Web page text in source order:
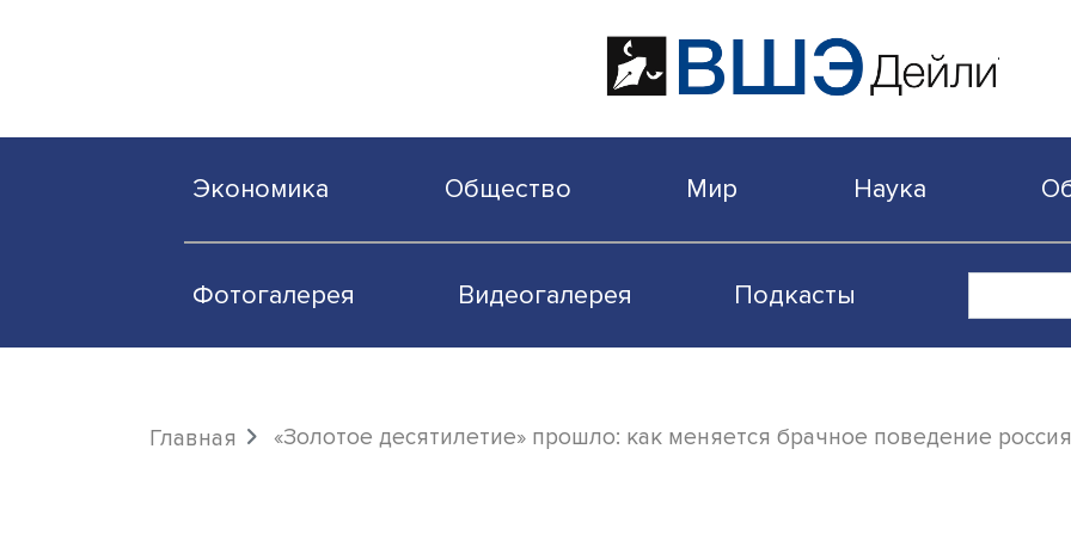
Фотогалерея Видеогалерея Подкасты